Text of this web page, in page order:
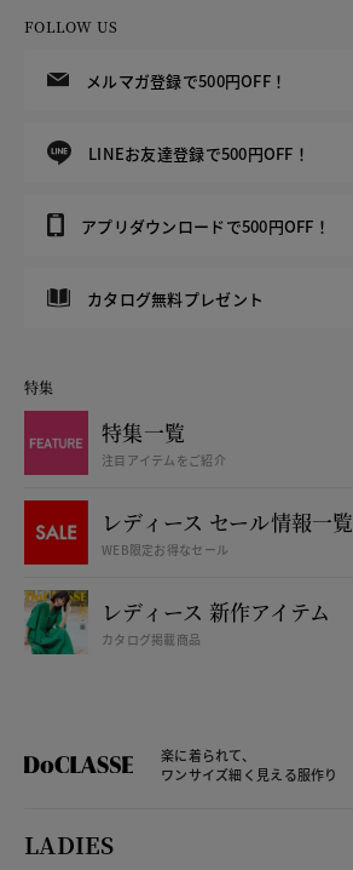
FOLLOW US
メルマガ登録で500円OFF！
LINEお友達登録で500円OFF！
アプリダウンロードで500円OFF！
カタログ無料プレゼント
特集
特集一覧
注目アイテムをご紹介
レディース セール情報一覧
WEB限定お得なセール
レディース 新作アイテム
カタログ掲載商品
楽に着られて、
ワンサイズ細く見える服作り
LADIES